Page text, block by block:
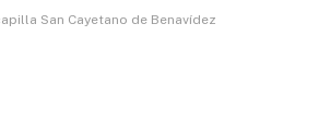
San Cayetano de Benavídez